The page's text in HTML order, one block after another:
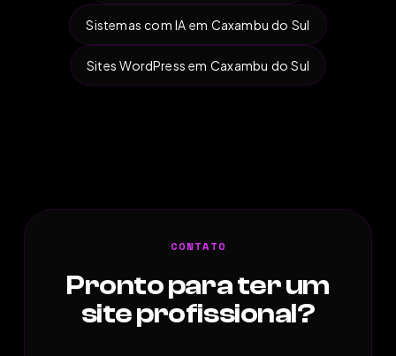
Sistemas com IA em Caxambu do Sul
Sites WordPress em Caxambu do Sul
CONTATO
Pronto para ter um
site profissional?